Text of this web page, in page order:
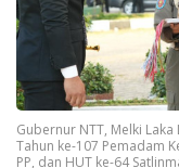
Gubernur NTT, Melki
Tahun ke-107 Pemadam
PP, dan HUT ke-64